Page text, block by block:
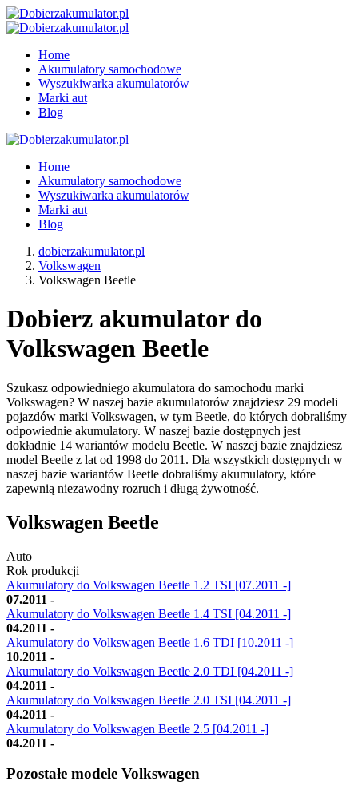
Home
Akumulatory samochodowe
Wyszukiwarka akumulatorów
Marki aut
Blog
Home
Akumulatory samochodowe
Wyszukiwarka akumulatorów
Marki aut
Blog
dobierzakumulator.pl
Volkswagen
Volkswagen Beetle
Dobierz akumulator do
Volkswagen Beetle
Szukasz odpowiedniego akumulatora do samochodu marki
Volkswagen? W naszej bazie akumulatorów znajdziesz 29 modeli
pojazdów marki Volkswagen, w tym Beetle, do których dobraliśmy
odpowiednie akumulatory. W naszej bazie dostępnych jest
dokładnie 14 wariantów modelu Beetle. W naszej bazie znajdziesz
model Beetle z lat od 1998 do 2011. Dla wszystkich dostępnych w
naszej bazie wariantów Beetle dobraliśmy akumulatory, które
zapewnią niezawodny rozruch i długą żywotność.
Volkswagen Beetle
Auto
Rok produkcji
Akumulatory do Volkswagen Beetle 1.2 TSI [07.2011 -]
07.2011 -
Akumulatory do Volkswagen Beetle 1.4 TSI [04.2011 -]
04.2011 -
Akumulatory do Volkswagen Beetle 1.6 TDI [10.2011 -]
10.2011 -
Akumulatory do Volkswagen Beetle 2.0 TDI [04.2011 -]
04.2011 -
Akumulatory do Volkswagen Beetle 2.0 TSI [04.2011 -]
04.2011 -
Akumulatory do Volkswagen Beetle 2.5 [04.2011 -]
04.2011 -
Pozostałe modele Volkswagen